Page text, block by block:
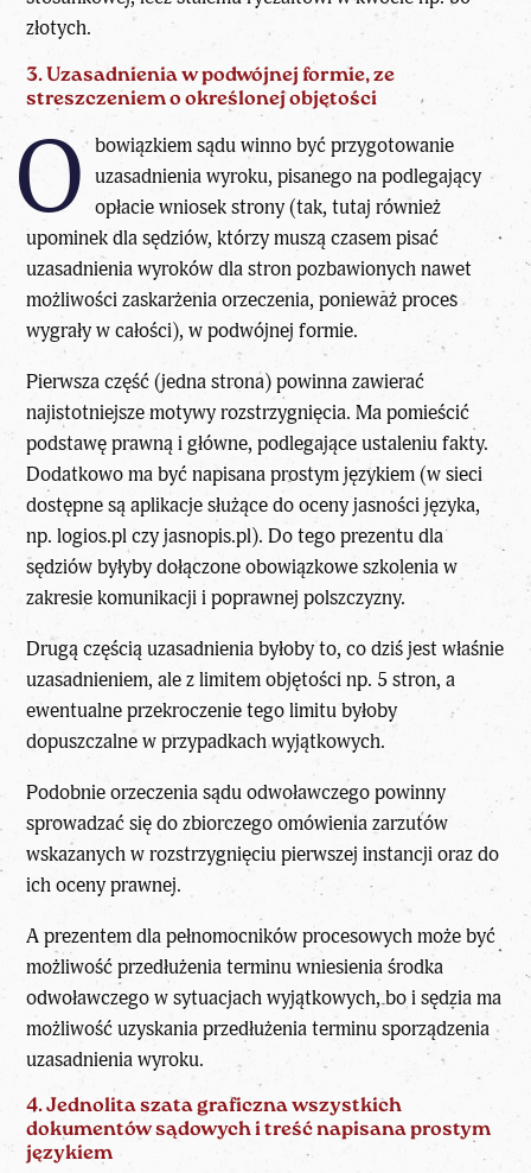
złotych.
3. Uzasadnienia w podwójnej formie, ze
streszczeniem o określonej objętości
O bowiązkiem sądu winno być przygotowanie
uzasadnienia wyroku, pisanego na podlegający
opłacie wniosek strony (tak, tutaj również
upominek dla sędziów, którzy muszą czasem pisać
uzasadnienia wyroków dla stron pozbawionych nawet
możliwości zaskarżenia orzeczenia, ponieważ proces
wygrały w całości), w podwójnej formie.
Pierwsza część (jedna strona) powinna zawierać
najistotniejsze motywy rozstrzygnięcia. Ma pomieścić
podstawę prawną i główne, podlegające ustaleniu fakty.
Dodatkowo ma być napisana prostym językiem (w sieci
dostępne są aplikacje służące do oceny jasności języka,
np. logios.pl czy jasnopis.pl). Do tego prezentu dla
sędziów byłyby dołączone obowiązkowe szkolenia w
zakresie komunikacji i poprawnej polszczyzny.
Drugą częścią uzasadnienia byłoby to, co dziś jest właśnie
uzasadnieniem, ale z limitem objętości np. 5 stron, a
ewentualne przekroczenie tego limitu byłoby
dopuszczalne w przypadkach wyjątkowych.
Podobnie orzeczenia sądu odwoławczego powinny
sprowadzać się do zbiorczego omówienia zarzutów
wskazanych w rozstrzygnięciu pierwszej instancji oraz do
ich oceny prawnej.
A prezentem dla pełnomocników procesowych może być
możliwość przedłużenia terminu wniesienia środka
odwoławczego w sytuacjach wyjątkowych, bo i sędzia ma
możliwość uzyskania przedłużenia terminu sporządzenia
uzasadnienia wyroku.
4. Jednolita szata graficzna wszystkich
dokumentów sądowych i treść napisana prostym
językiem